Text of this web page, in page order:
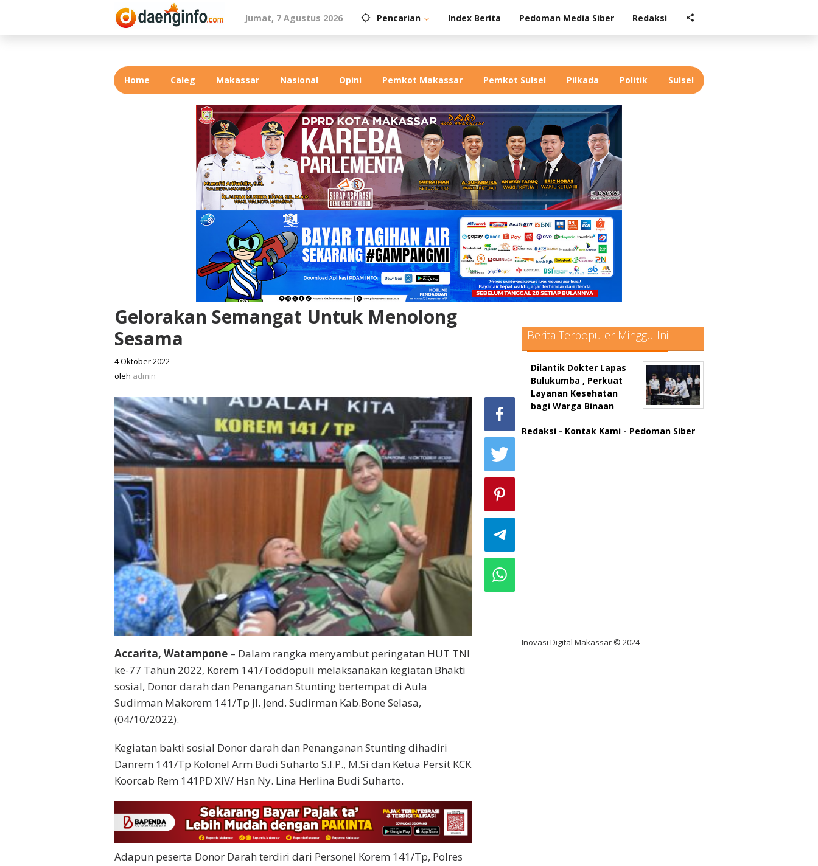
Jumat, 7 Agustus 2026 Pencarian Index Berita Pedoman Media Siber Redaksi
Home Caleg Makassar Nasional Opini Pemkot Makassar Pemkot Sulsel Pilkada Politik Sulsel
Gelorakan Semangat Untuk Menolong
Sesama
4 Oktober 2022
oleh admin
Accarita, Watampone – Dalam rangka menyambut peringatan HUT TNI
ke-77 Tahun 2022, Korem 141/Toddopuli melaksanakan kegiatan Bhakti
sosial, Donor darah dan Penanganan Stunting bertempat di Aula
Sudirman Makorem 141/Tp Jl. Jend. Sudirman Kab.Bone Selasa,
(04/10/2022).
Kegiatan bakti sosial Donor darah dan Penanganan Stunting dihadiri
Danrem 141/Tp Kolonel Arm Budi Suharto S.I.P., M.Si dan Ketua Persit KCK
Koorcab Rem 141PD XIV/ Hsn Ny. Lina Herlina Budi Suharto.
Adapun peserta Donor Darah terdiri dari Personel Korem 141/Tp, Polres
Berita Terpopuler Minggu Ini
Dilantik Dokter Lapas
Bulukumba , Perkuat
Layanan Kesehatan
bagi Warga Binaan
Redaksi - Kontak Kami - Pedoman Siber
Inovasi Digital Makassar © 2024